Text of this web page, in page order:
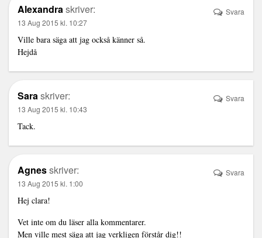
Alexandraskriver:
13 Aug 2015 kl. 10:27
Ville bara säga att jag också känner så.
Hejdå
Svara
Saraskriver:
13 Aug 2015 kl. 10:43
Tack.
Svara
Agnesskriver:
13 Aug 2015 kl. 1:00
Hej clara!
Vet inte om du läser alla kommentarer.
Men ville mest säga att jag verkligen förstår dig!!
Svara